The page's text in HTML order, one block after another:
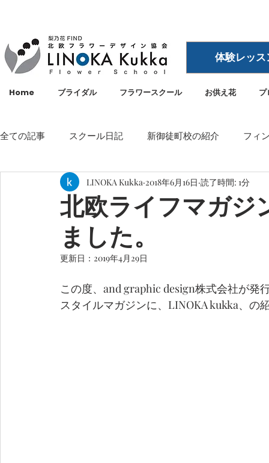
体験レッ
Home ブライダル フラワースクール お供え花 プ
全ての記事 スクール日記 新御徒町校の紹介 フィ
メディア・雑誌掲載 空間ディスプレイ
LINOKA Kukka フラワースクール
北欧ライフマガジ
ました。
LINOKA Kukka 2018年6月16日 読了時間: 1分
更新日： 2019年4月29日
この度、and graphic design株式会社が発
スタイルマガジンに、LINOKA kukka、の